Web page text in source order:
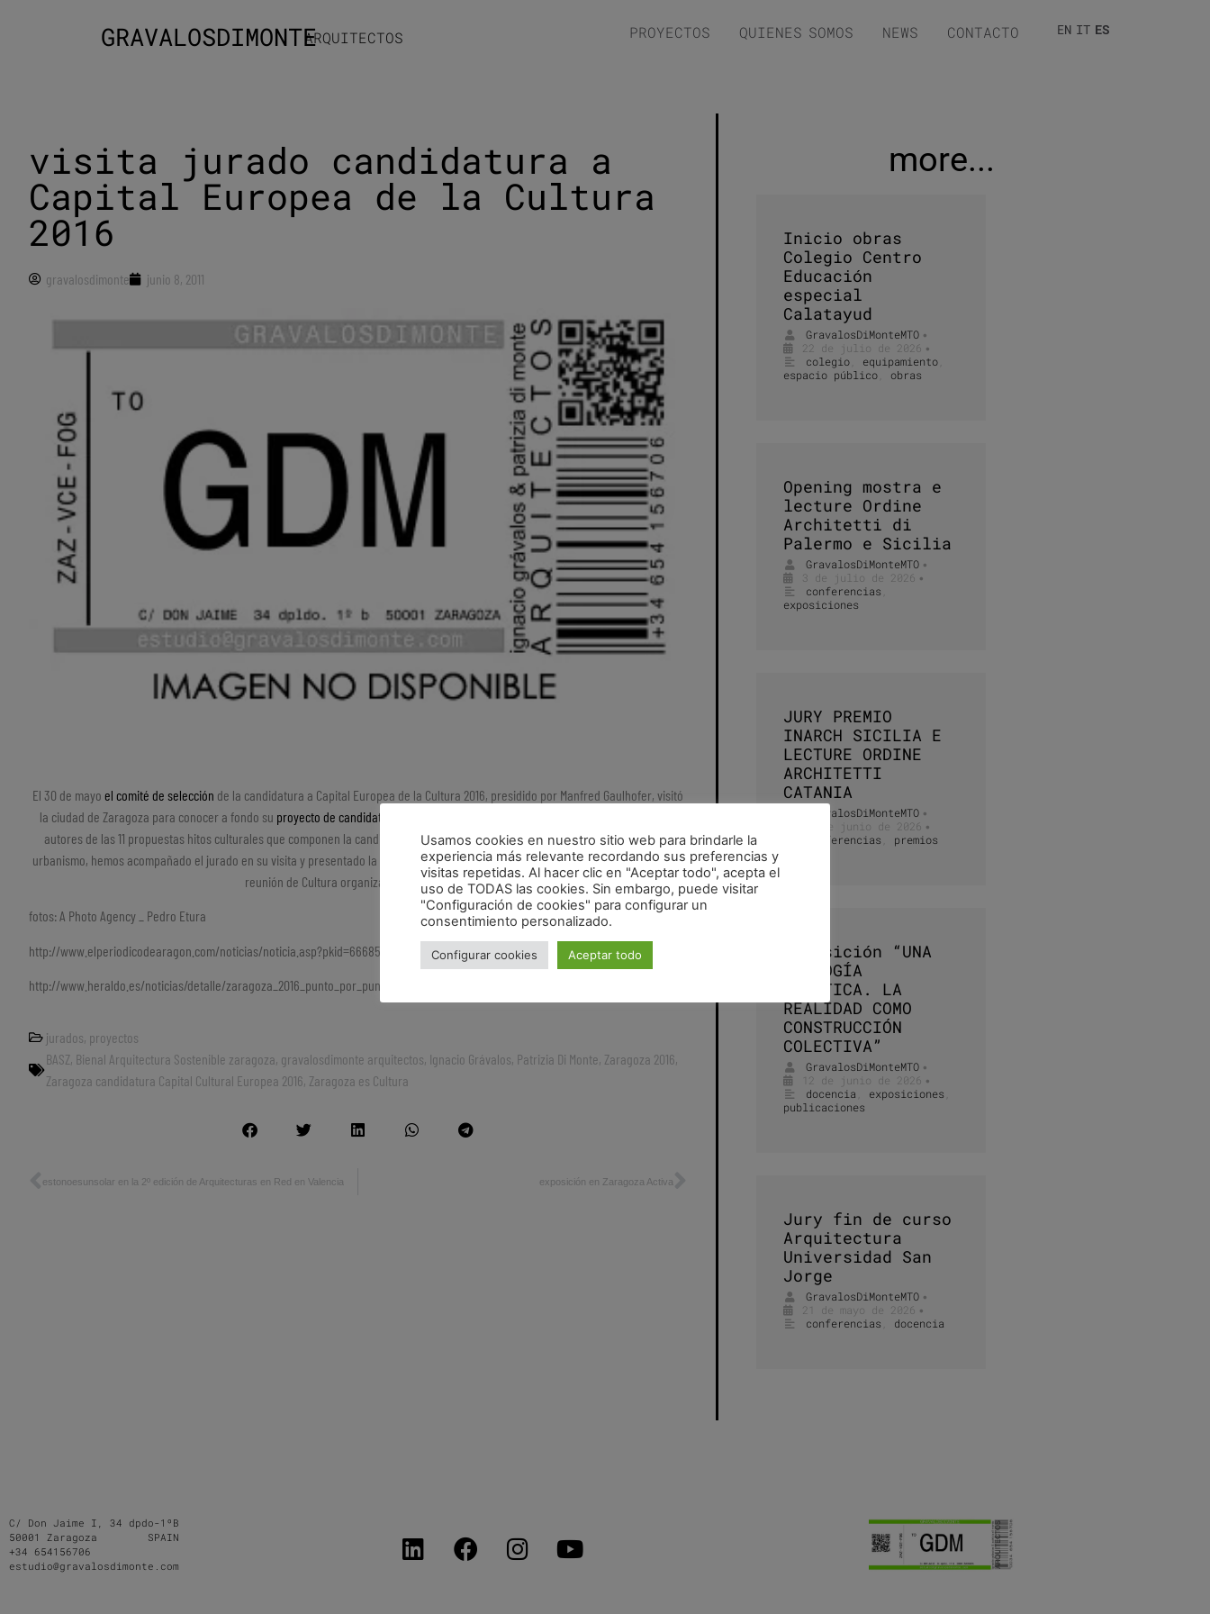
GRAVALOSDIMONTEARQUITECTOS PROYECTOS QUIENES SOMOS NEWS CONTACTO EN IT ES
visita jurado candidatura a
Capital Europea de la Cultura
2016
gravalosdimonte junio 8, 2011
El 30 de mayo el comité de selección de la candidatura a Capital Europea de la Cultura 2016, presidido por Manfred Gaulhofer, visitó
la ciudad de Zaragoza para conocer a fondo su proyecto de candidatura
autores de las 11 propuestas hitos culturales que componen la candidatura. Como representantes del ámbito de arquitectura y
urbanismo, hemos acompañado el jurado en su visita y presentado la propuesta de laBASZBienal de Arquitectura Sostenibe en la
reunión de Cultura organizada en la Aljafería.
fotos: A Photo Agency _ Pedro Etura
http://www.elperiodicodearagon.com/noticias/noticia.asp?pkid=666851
http://www.heraldo.es/noticias/detalle/zaragoza_2016_punto_por_punto.html
jurados, proyectos
BASZ, Bienal Arquitectura Sostenible zaragoza, gravalosdimonte arquitectos, Ignacio Grávalos, Patrizia Di Monte, Zaragoza 2016,
Zaragoza candidatura Capital Cultural Europea 2016, Zaragoza es Cultura
estonoesunsolar en la 2º edición de Arquitecturas en Red en Valencia exposición en Zaragoza Activa
more...
Inicio obras
Colegio Centro
Educación
especial
Calatayud
GravalosDiMonteMTO •
22 de julio de 2026 •
colegio, equipamiento,
espacio público, obras
Opening mostra e
lecture Ordine
Architetti di
Palermo e Sicilia
GravalosDiMonteMTO •
3 de julio de 2026 •
conferencias
exposiciones
JURY PREMIO
INARCH SICILIA E
LECTURE ORDINE
ARCHITETTI
CATANIA
GravalosDiMonteMTO •
30 de junio de 2026 •
conferencias premios
Exposición “UNA
TRILOGÍA
CUÁNTICA. LA
REALIDAD COMO
CONSTRUCCIÓN
COLECTIVA”
GravalosDiMonteMTO •
12 de junio de 2026 •
docencia exposiciones
publicaciones
Jury fin de curso
Arquitectura
Universidad San
Jorge
GravalosDiMonteMTO •
21 de mayo de 2026 •
conferencias docencia
C/ Don Jaime I, 34 dpdo-1ºB
50001 Zaragoza SPAIN
+34 654156706
estudio@gravalosdimonte.com
Usamos cookies en nuestro sitio web para brindarle la
experiencia más relevante recordando sus preferencias y
visitas repetidas. Al hacer clic en "Aceptar todo", acepta el
uso de TODAS las cookies. Sin embargo, puede visitar
"Configuración de cookies" para configurar un
consentimiento personalizado.
Configurar cookies Aceptar todo